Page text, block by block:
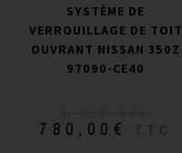
SYSTÈME DE
VERROUILLAGE DE TOIT
OUVRANT NISSAN 350Z
97090-CE40
780,00 € TTC